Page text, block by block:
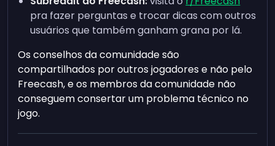
pra fazer perguntas e trocar dicas com outros
usuários que também ganham grana por lá.
Os conselhos da comunidade são
compartilhados por outros jogadores e não pelo
Freecash, e os membros da comunidade não
conseguem consertar um problema técnico no
jogo.